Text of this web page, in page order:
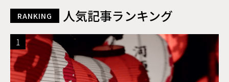
RANKING 人気記事ランキング